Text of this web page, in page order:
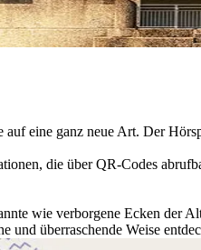
eine ganz neue Art. Der
die über QR-Codes
wie verborgene Ecken der
und überraschende Weise